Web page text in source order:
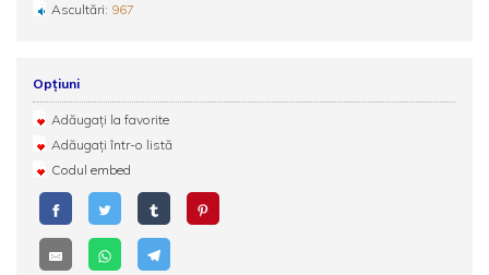
Ascultări: 967
Opțiuni
Adăugați la favorite
Adăugați într-o listă
Codul embed